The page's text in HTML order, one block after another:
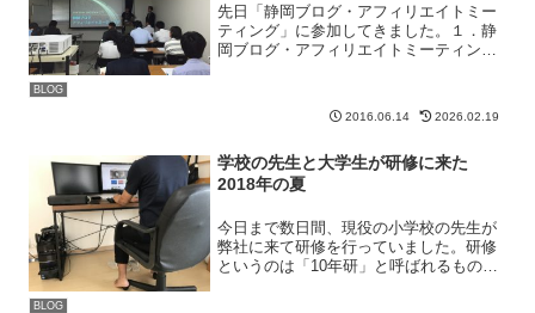
BLOG
先日「静岡ブログ・アフィリエイトミー
ティング」に参加してきました。１．静
岡ブログ・アフィリエイトミーティング
やるってよ」と言った感じの投稿が流れ
ていて「お？」と...
2016.06.14 2026.02.19
BLOG
学校の先生と大学生が研修に来た
2018年の夏
今日まで数日間、現役の小学校の先生が
弊社に来て研修を行っていました。研修
というのは「10年研」と呼ばれるもの